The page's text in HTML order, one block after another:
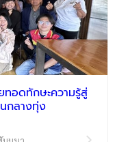
ทอดทักษะความรู้สู่
กลางทุ่ง